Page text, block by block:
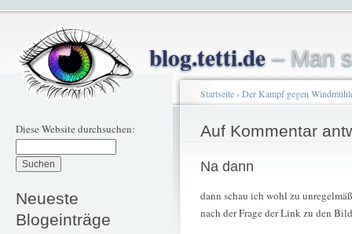
blog.tetti.de– Man
Diese Website durchsuchen:
Neueste
Blogeinträge
Startseite› Der Kampf gegen
Auf Kommentar
Na dann
dann schau ich wohl zu
nach der Frage der Link zu den